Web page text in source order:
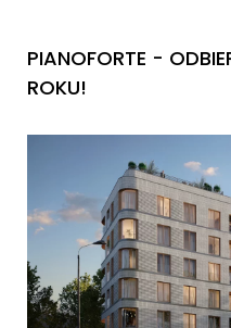
PIANOFORTE -
ROKU!